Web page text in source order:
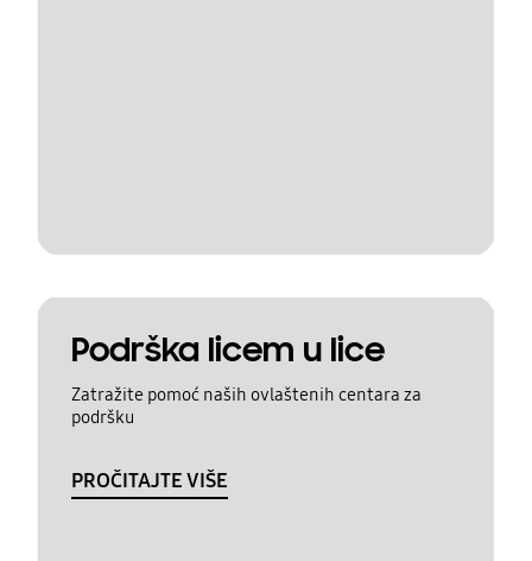
Podrška licem u lice
Zatražite pomoć naših ovlaštenih centara za
podršku
PROČITAJTE VIŠE